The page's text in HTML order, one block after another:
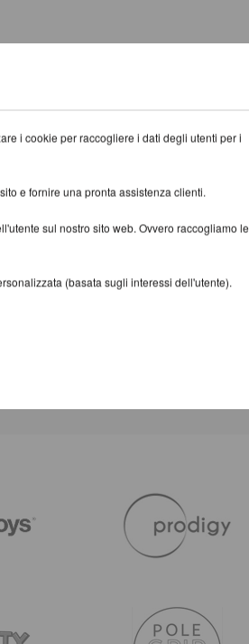
i cookie per raccogliere i dati degli utenti per i
e fornire una pronta assistenza clienti.
sul nostro sito web. Ovvero raccogliamo le
(basata sugli interessi dell'utente).